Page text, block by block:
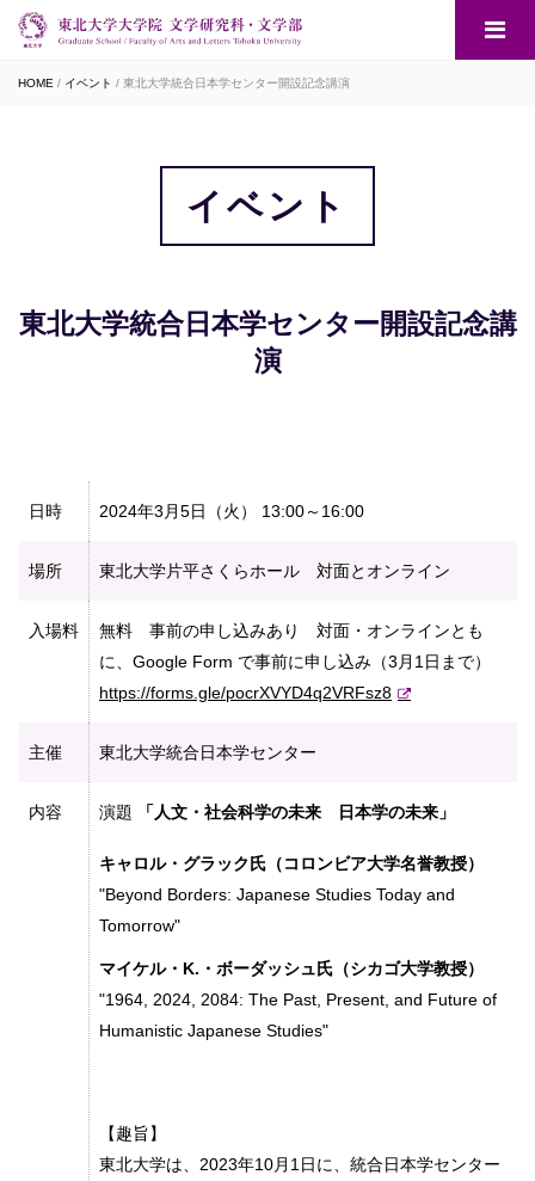
HOME イベント 東北大学統合日本学センター開設記念講演
イベント
東北大学統合日本学センター開設記念講
演
日時 2024年3月5日（火） 13:00～16:00
場所 東北大学片平さくらホール 対面とオンライン
入場料
無料 事前の申し込みあり 対面・オンラインとも
に、Google Form で事前に申し込み（3月1日まで）
https://forms.gle/pocrXVYD4q2VRFsz8
主催 東北大学統合日本学センター
内容 演題 「人文・社会科学の未来 日本学の未来」
キャロル・グラック氏（コロンビア大学名誉教授）
"Beyond Borders: Japanese Studies Today and
Tomorrow"
マイケル・K.・ボーダッシュ氏（シカゴ大学教授）
"1964, 2024, 2084: The Past, Present, and Future of
Humanistic Japanese Studies"
【趣旨】
東北大学は、2023年10月1日に、統合日本学センター